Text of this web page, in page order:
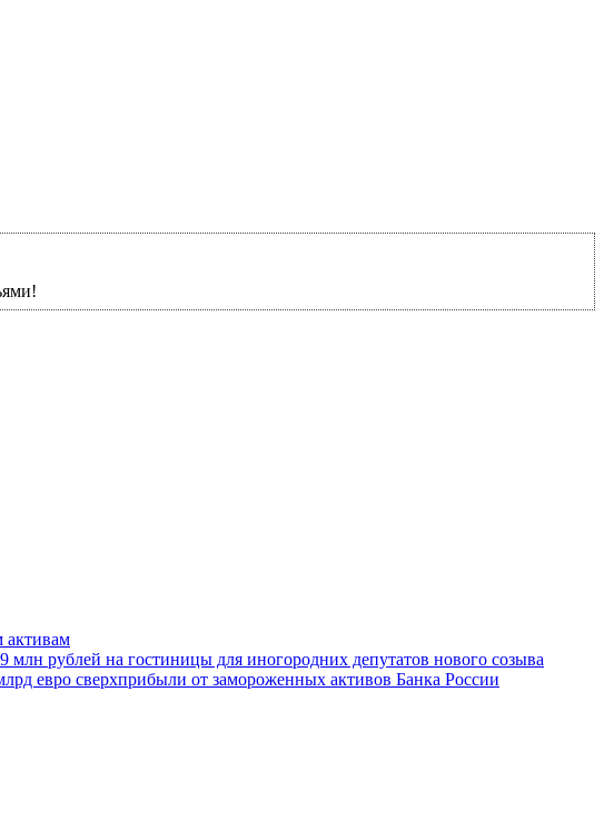
активам
млн рублей на гостиницы для иногородних депутатов нового созыва
евро сверхприбыли от замороженных активов Банка России